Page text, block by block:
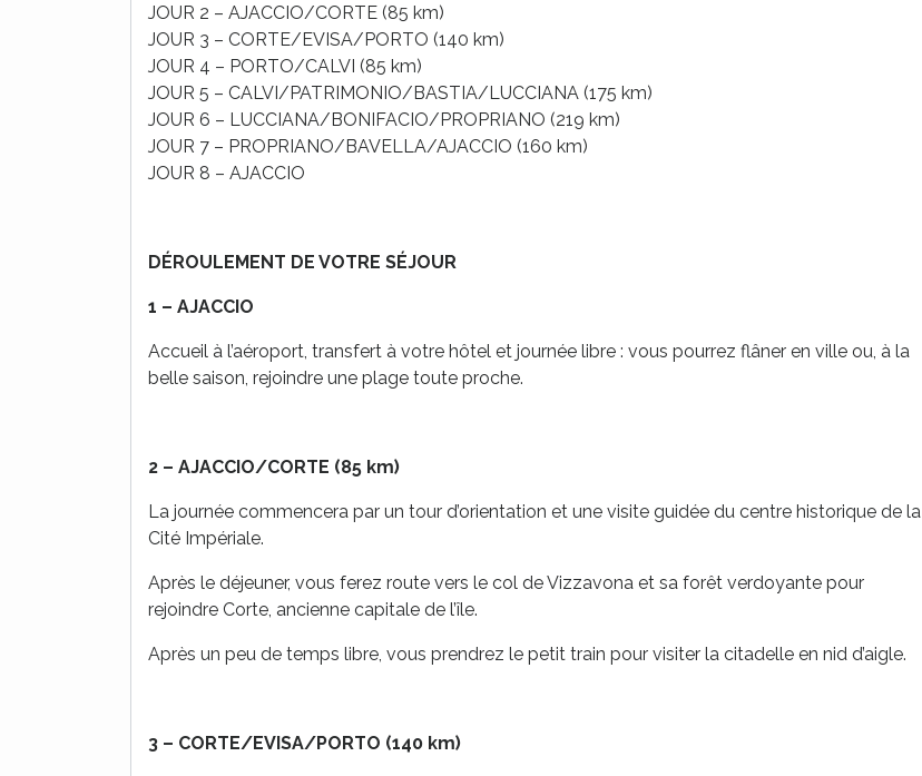
JOUR 2 – AJACCIO/CORTE (85 km)
JOUR 3 – CORTE/EVISA/PORTO (140 km)
JOUR 4 – PORTO/CALVI (85 km)
JOUR 5 – CALVI/PATRIMONIO/BASTIA/LUCCIANA (175 km)
JOUR 6 – LUCCIANA/BONIFACIO/PROPRIANO (219 km)
JOUR 7 – PROPRIANO/BAVELLA/AJACCIO (160 km)
JOUR 8 – AJACCIO
DÉROULEMENT DE VOTRE SÉJOUR
1 – AJACCIO
Accueil à l’aéroport, transfert à votre hôtel et journée libre : vous pourrez flâner en ville ou, à la
belle saison, rejoindre une plage toute proche.
2 – AJACCIO/CORTE (85 km)
La journée commencera par un tour d’orientation et une visite guidée du centre historique de la
Cité Impériale.
Après le déjeuner, vous ferez route vers le col de Vizzavona et sa forêt verdoyante pour
rejoindre Corte, ancienne capitale de l’île.
Après un peu de temps libre, vous prendrez le petit train pour visiter la citadelle en nid d’aigle.
3 – CORTE/EVISA/PORTO (140 km)